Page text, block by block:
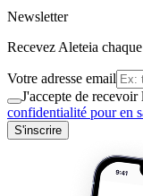
Newsletter
Recevez Aleteia
Votre adresse email
J'accepte de
confidentialité pour en
S'inscrire